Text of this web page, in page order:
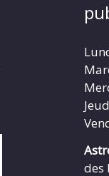
des